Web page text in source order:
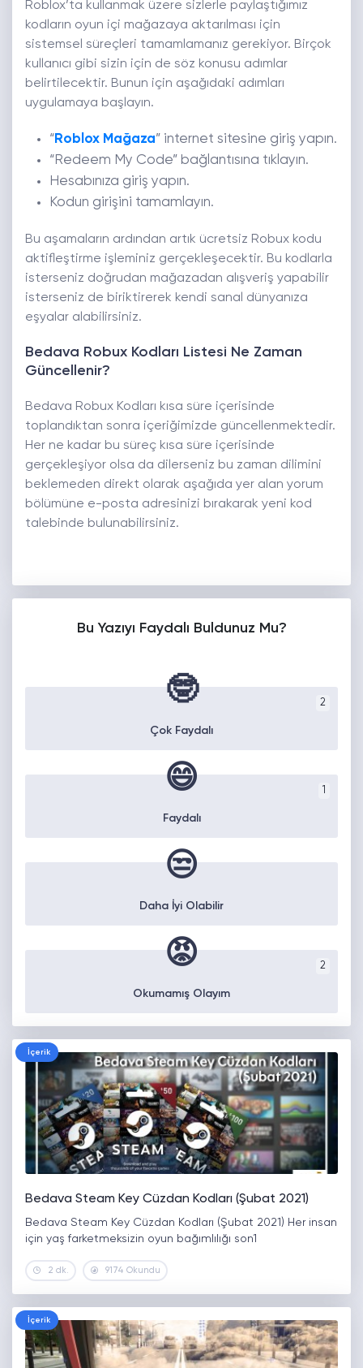
Roblox’ta kullanmak üzere sizlerle paylaştığımız
kodların oyun içi mağazaya aktarılması için
sistemsel süreçleri tamamlamanız gerekiyor. Birçok
kullanıcı gibi sizin için de söz konusu adımlar
belirtilecektir. Bunun için aşağıdaki adımları
uygulamaya başlayın.
“Roblox Mağaza” internet sitesine giriş yapın.
“Redeem My Code” bağlantısına tıklayın.
Hesabınıza giriş yapın.
Kodun girişini tamamlayın.
Bu aşamaların ardından artık ücretsiz Robux kodu
aktifleştirme işleminiz gerçekleşecektir. Bu kodlarla
isterseniz doğrudan mağazadan alışveriş yapabilir
isterseniz de biriktirerek kendi sanal dünyanıza
eşyalar alabilirsiniz.
Bedava Robux Kodları Listesi Ne Zaman
Güncellenir?
Bedava Robux Kodları kısa süre içerisinde
toplandıktan sonra içeriğimizde güncellenmektedir.
Her ne kadar bu süreç kısa süre içerisinde
gerçekleşiyor olsa da dilerseniz bu zaman dilimini
beklemeden direkt olarak aşağıda yer alan yorum
bölümüne e-posta adresinizi bırakarak yeni kod
talebinde bulunabilirsiniz.
Bu Yazıyı Faydalı Buldunuz Mu?
2
🤓
Çok Faydalı
😄
Faydalı
😒
Daha İyi Olabilir
2
😡
Okumamış Olayım
İçerik
Bedava Steam Key Cüzdan Kodları (Şubat 2021)
Bedava Steam Key Cüzdan Kodları (Şubat 2021) Her insan
için yaş farketmeksizin oyun bağımlılığı son1
2 dk. 9174 Okundu
İçerik